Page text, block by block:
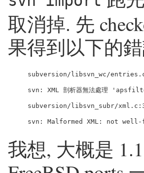
取消掉. 先
果得到以下的
subversion/libsvn_wc/
svn: XML 剖析器無法處理
subversion/libsvn_subr/
我想, 大概是